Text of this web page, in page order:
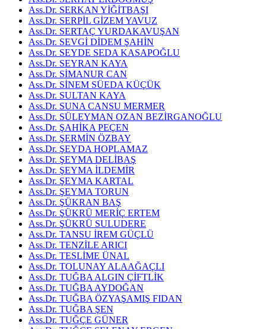
Ass.Dr. SERKAN YİĞİTBAŞI
Ass.Dr. SERPİL GİZEM YAVUZ
Ass.Dr. SERTAÇ YURDAKAVUŞAN
Ass.Dr. SEVGİ DİDEM ŞAHİN
Ass.Dr. SEYDE SEDA KASAPOĞLU
Ass.Dr. SEYRAN KAYA
Ass.Dr. SİMANUR CAN
Ass.Dr. SİNEM SÜEDA KÜÇÜK
Ass.Dr. SULTAN KAYA
Ass.Dr. SUNA CANSU MERMER
Ass.Dr. SÜLEYMAN OZAN BEZİRGANOĞLU
Ass.Dr. ŞAHİKA PEÇEN
Ass.Dr. ŞERMİN ÖZBAY
Ass.Dr. ŞEYDA HOPLAMAZ
Ass.Dr. ŞEYMA DELİBAŞ
Ass.Dr. ŞEYMA İLDEMİR
Ass.Dr. ŞEYMA KARTAL
Ass.Dr. ŞEYMA TORUN
Ass.Dr. ŞÜKRAN BAŞ
Ass.Dr. ŞÜKRÜ MERİÇ ERTEM
Ass.Dr. ŞÜKRÜ SULUDERE
Ass.Dr. TANSU İREM GÜÇLÜ
Ass.Dr. TENZİLE ARICI
Ass.Dr. TESLİME ÜNAL
Ass.Dr. TOLUNAY ALAAĞAÇLI
Ass.Dr. TUĞBA ALGIN ÇİFTLİK
Ass.Dr. TUĞBA AYDOĞAN
Ass.Dr. TUĞBA ÖZYAŞAMIŞ FIDAN
Ass.Dr. TUĞBA ŞEN
Ass.Dr. TUĞÇE GÜNER